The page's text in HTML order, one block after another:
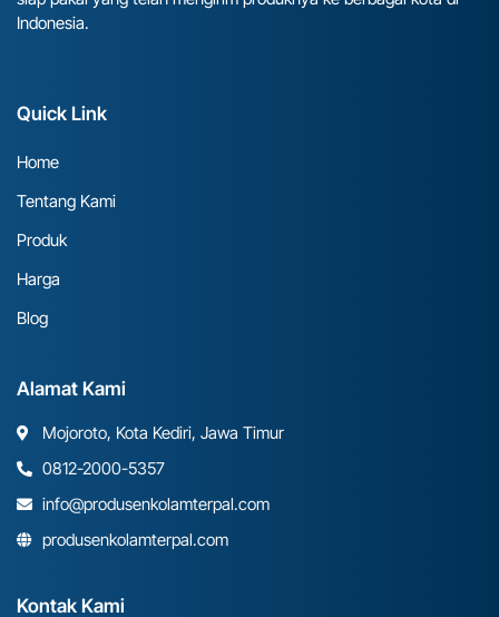
Indonesia.
Quick Link
Home
Tentang Kami
Produk
Harga
Blog
Alamat Kami
Mojoroto, Kota Kediri, Jawa Timur
0812-2000-5357
info@produsenkolamterpal.com
produsenkolamterpal.com
Kontak Kami